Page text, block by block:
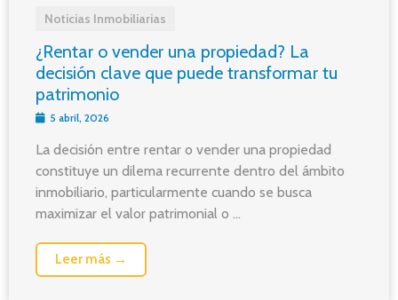
Noticias Inmobiliarias
¿Rentar o vender una propiedad? La
decisión clave que puede transformar tu
patrimonio
5 abril, 2026
La decisión entre rentar o vender una propiedad
constituye un dilema recurrente dentro del ámbito
inmobiliario, particularmente cuando se busca
maximizar el valor patrimonial o ...
Leer más →